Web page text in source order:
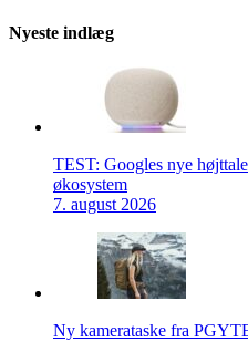
Nyeste indlæg
TEST: Googles nye
økosystem
7. august 2026
Ny kamerataske fra